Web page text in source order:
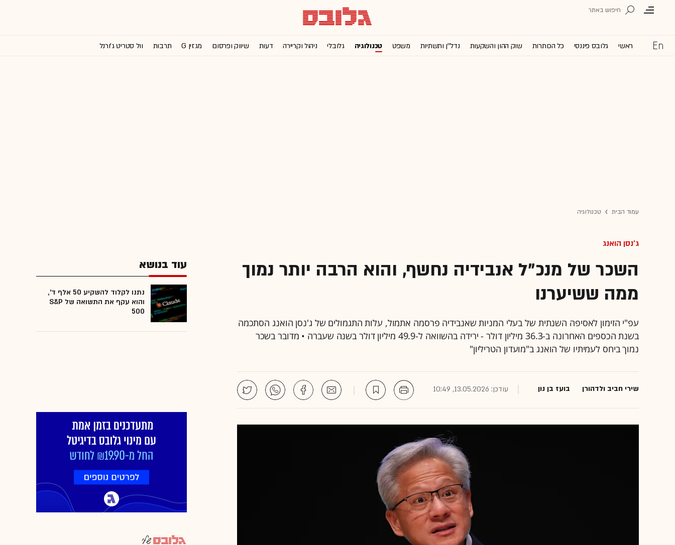
ראשי גלובס פיננסי כל הכותרות שוק ההון והשקעות נדל''ן ותשתיות משפט טכנולוגיה גלובלי ניהול וקריירה דעות שיווק ופרסום מגזין G תרבות וול סטריט ג'ורנל
עמוד הבית טכנולוגיה
ג'נסן הואנג
השכר של מנכ"ל אנבידיה נחשף, והוא הרבה יותר נמוך
ממה ששיערנו
עפ"י הזימון לאסיפה השנתית של בעלי המניות שאנבידיה פרסמה אתמול, עלות התגמולים של ג'נסן הואנג הסתכמה
בשנת הכספים האחרונה ב-36.3 מיליון דולר - ירידה בהשוואה ל-49.9 מיליון דולר בשנה שעברה • מדובר בשכר
נמוך ביחס לעמיתיו של הואנג ב"מועדון הטריליון"
שירי חביב ולדהורן בועז בן נון עודכן: 13.05.2026, 10:49
עוד בנושא
נתנו לקלוד להשקיע 50 אלף ד',
והוא עקף את התשואה של S&P
500